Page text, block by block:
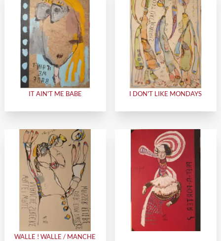
IT AIN'T ME BABE I DON'T LIKE MONDAYS
WALLE ! WALLE / MANCHE